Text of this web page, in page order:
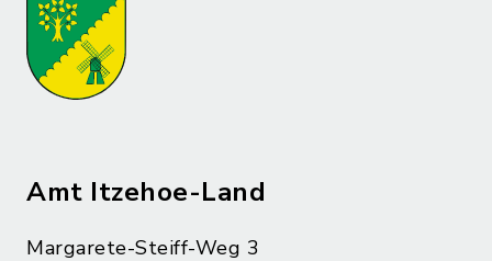
Amt Itzehoe-Land
Margarete-Steiff-Weg 3